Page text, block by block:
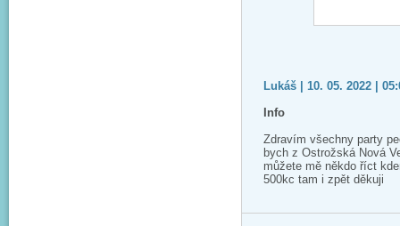
Lukáš | 10. 05. 2022 |
Info
Zdravím všechny party
bych z Ostrožská Nová
můžete mě někdo říct
500kc tam i zpět děkuji